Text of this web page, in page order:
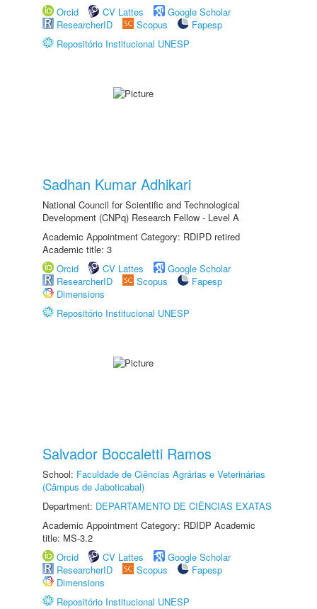
Orcid
CV Lattes
Google Scholar
ResearcherID
Scopus
Fapesp
Repositório Institucional UNESP
Sadhan Kumar Adhikari
National Council for Scientific and Technological
Development (CNPq) Research Fellow - Level A
Academic Appointment Category: RDIPD retired
Academic title: 3
Orcid
CV Lattes
Google Scholar
ResearcherID
Scopus
Fapesp
Dimensions
Repositório Institucional UNESP
Salvador Boccaletti Ramos
School: Faculdade de Ciências Agrárias e Veterinárias
(Câmpus de Jaboticabal)
Department: DEPARTAMENTO DE CIÊNCIAS EXATAS
Academic Appointment Category: RDIDP Academic
title: MS-3.2
Orcid
CV Lattes
Google Scholar
ResearcherID
Scopus
Fapesp
Dimensions
Repositório Institucional UNESP